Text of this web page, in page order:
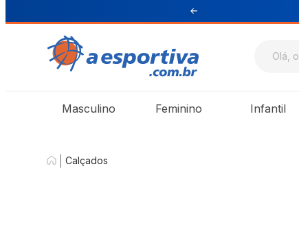
Masculino Feminino Infantil
Calçados